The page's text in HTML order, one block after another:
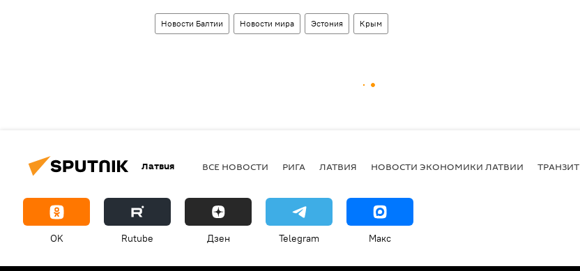
Новости Балтии Новости мира Эстония Крым
Латвия ВСЕ НОВОСТИ РИГА ЛАТВИЯ НОВОСТИ ЭКОНОМИКИ ЛАТВИИ ТРАНЗИТ
OK Rutube Дзен Telegram Макс